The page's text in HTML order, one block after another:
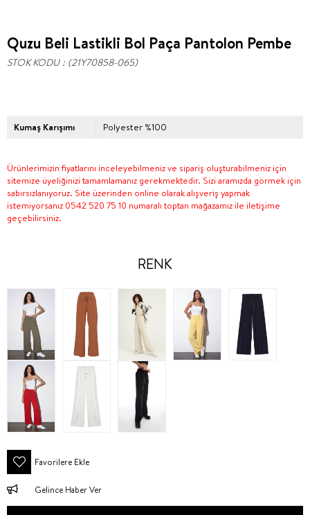
Quzu Beli Lastikli Bol Paça Pantolon Pembe
STOK KODU (21Y70858-065)
Kumaş Karışımı Polyester %100
Ürünlerimizin fiyatlarını inceleyebilmeniz ve sipariş oluşturabilmeniz için
sitemize üyeliğinizi tamamlamanız gerekmektedir. Sizi aramızda görmek için
sabırsızlanıyoruz. Site üzerinden online olarak alışveriş yapmak
istemiyorsanız 0542 520 75 10 numaralı toptan mağazamız ile iletişime
geçebilirsiniz.
RENK
Favorilere Ekle
Gelince Haber Ver